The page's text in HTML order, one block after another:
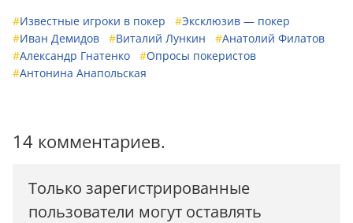
#Известные игроки в покер #Эксклюзив — покер
#Иван Демидов #Виталий Лункин #Анатолий Филатов
#Александр Гнатенко #Опросы покеристов
#Антонина Анапольская
14 комментариев.
Только зарегистрированные
пользователи могут оставлять